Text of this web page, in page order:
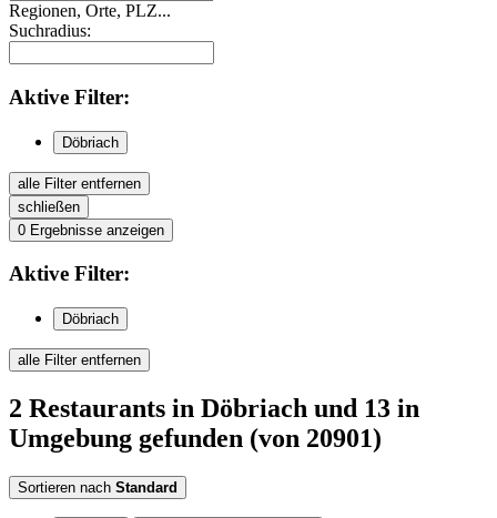
Regionen, Orte, PLZ...
Suchradius:
Aktive Filter:
Döbriach
alle Filter entfernen
schließen
0 Ergebnisse anzeigen
Aktive Filter:
Döbriach
alle Filter entfernen
2 Restaurants in Döbriach und 13 in
Umgebung gefunden (von 20901)
Sortieren nach Standard